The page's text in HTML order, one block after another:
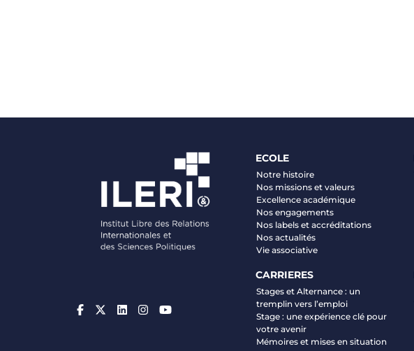
ECOLE
Notre histoire
Nos missions et valeurs
Excellence académique
Nos engagements
Nos labels et accréditations
Nos actualités
Vie associative
CARRIERES
Stages et Alternance : un
tremplin vers l’emploi
Stage : une expérience clé pour
votre avenir
Mémoires et mises en situation